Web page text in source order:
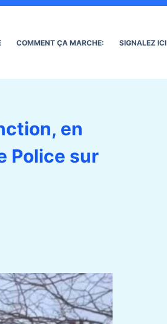
COMMENT ÇA MARCHE: SIGNALEZ ICI
en
Police sur